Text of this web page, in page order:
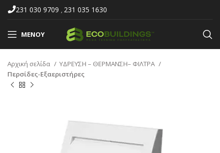
231 030 9709 , 231 035 1630
ΜΕΝΟΎ
Αρχική σελίδα
ΥΔΡΕΥΣΗ – ΘΕΡΜΑΝΣΗ– ΦΙΛΤΡΑ
Περσίδες-Εξαεριστήρες